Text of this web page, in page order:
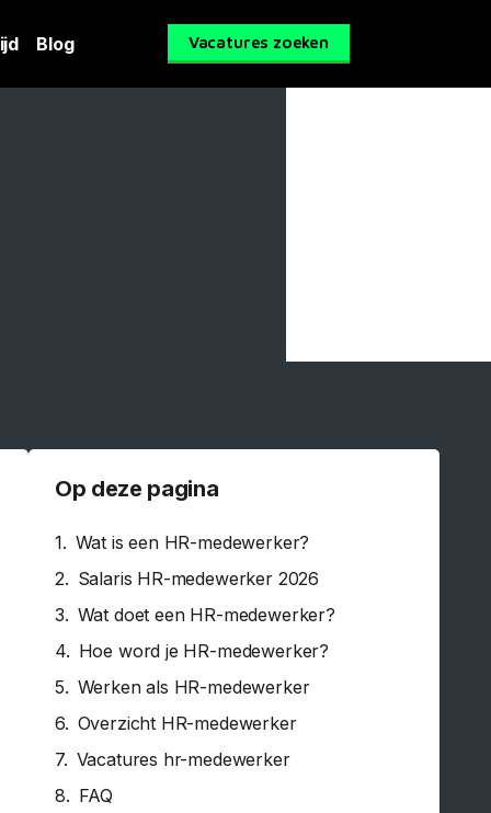
Blog Vacatures zoeken
Op deze pagina
Wat is een HR-medewerker?
Salaris HR-medewerker 2026
Wat doet een HR-medewerker?
Hoe word je HR-medewerker?
Werken als HR-medewerker
Overzicht HR-medewerker
Vacatures hr-medewerker
FAQ